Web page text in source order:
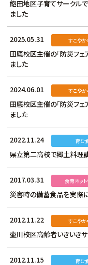
飽田地区子育てサークル
ました
2025.05.31 すこや
田底校区主催の「防災フ
ました
2024.06.01 すこや
田底校区主催の「防災フ
ました
2022.11.24 育む
県立第二高校で郷土料理
2017.03.31 食育ネッ
災害時の備蓄食品を実際
2012.11.22 すこや
壷川校区高齢者いきいき
2012.11.15 育む